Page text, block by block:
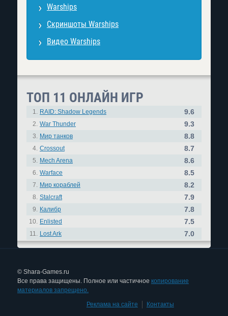
Warships
Скриншоты Warships
Видео Warships
ТОП 11 ОНЛАЙН ИГР
1. RAID: Shadow Legends 9.6
2. War Thunder 9.3
3. Мир танков 8.8
4. Crossout 8.7
5. Mech Arena 8.6
6. Warface 8.5
7. Мир кораблей 8.2
8. Stalcraft 7.9
9. Калибр 7.8
10. Enlisted 7.5
11. Lost Ark 7.0
© Shara-Games.ru
Все права защищены. Полное или частичное копирование
материалов запрещено.
Реклама на сайте
Контакты